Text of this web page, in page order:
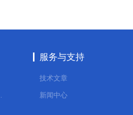
服务与支持
技术文章
新闻中心